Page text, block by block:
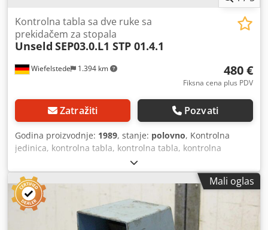
Wiefelstede 1.394 km
Kontrolna tabla sa dve ruke sa
prekidačem za stopala
Unseld SEP03.0.L1 STP 01.4.1
480 €
Fiksna cena plus PDV
Zatražiti Pozvati
Godina proizvodnje: 1989, stanje: polovno, Kontrolna
jedinica, kontrolna tabla, kontrolna tabla, kontrolna
jedinica, tastatura, ekran, kontrola, kontrolna tabla sa dve
ruke Cjdpfjgr E Scex Acwsrf -Proizvođač: Nesebična,
dvosmerna kontrolna tabla iz Dorstener APE80-3050 pres
kočnice -Tip: SEP03.0.L1/stand STP 01.4.1 - Dodatna
oprema: uključujući prekidač za stopala -Dimenzije: Ø 500
x 1000 mm -Težina: 23 kg
Mali oglas